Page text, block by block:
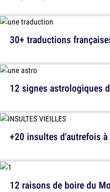
30+ traductions
+20 insultes d'autrefois
12 signes astrologiques
12 raisons de boire du